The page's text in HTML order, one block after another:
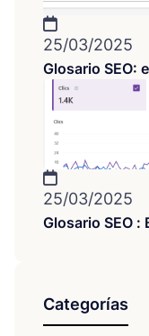
25/03/2025
Glosario SEO:
25/03/2025
Glosario SEO :
Categorías